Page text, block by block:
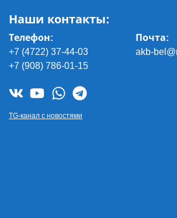
Наши контакты:
Телефон:
+7 (4722) 37-44-03
+7 (908) 786-01-15
Почта:
akb-
TG-канал с новостями